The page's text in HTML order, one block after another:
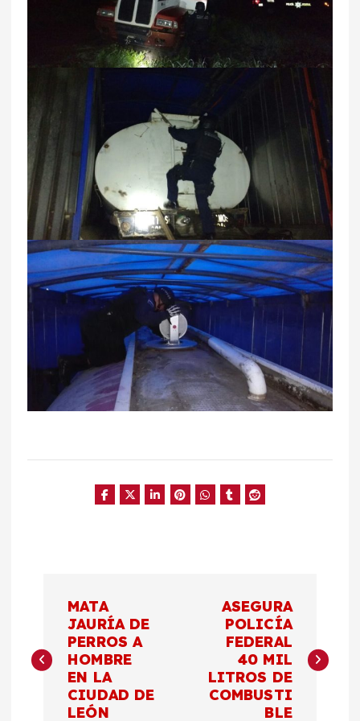
v
MATA
JAURÍA DE
PERROS A
HOMBRE
EN LA
CIUDAD DE
LEÓN
ASEGURA
POLICÍA
FEDERAL
40 MIL
LITROS DE
COMBUSTI
BLE